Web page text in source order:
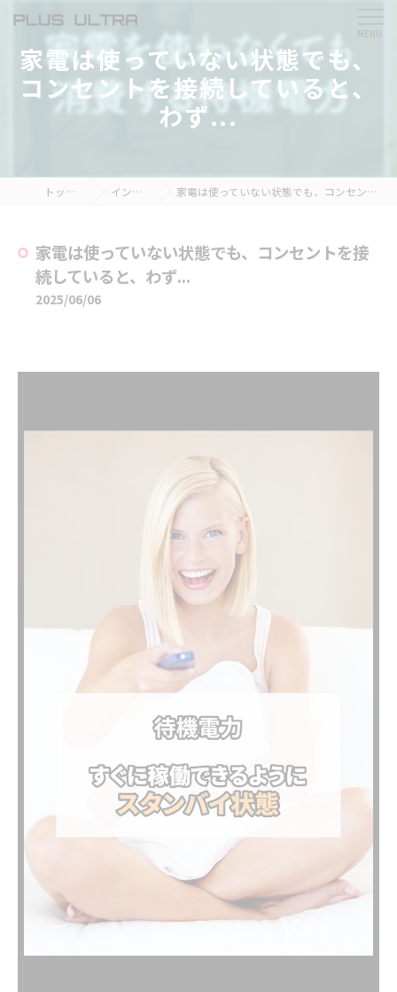
家電は使っていない状態でも、
コンセントを接続していると、
わず...
トップページ インスタ掲載 家電は使っていない状態でも、コンセントを接続していると、わず...
家電は使っていない状態でも、コンセントを接
続していると、わず...
2025/06/06